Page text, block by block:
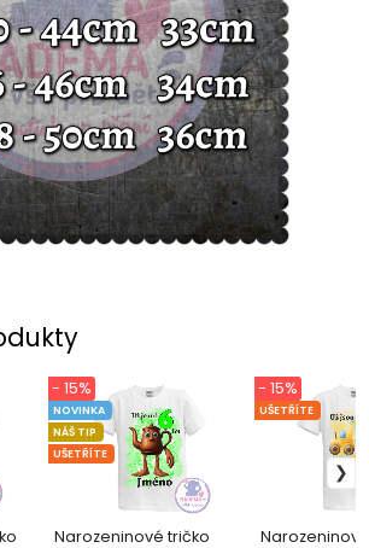
Narozeninové tričko
NOVINKA
NÁŠ TIP
UŠETŘÍTE
- 15%
UŠETŘÍTE
- 15%